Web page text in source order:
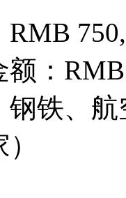
：RMB
铁、